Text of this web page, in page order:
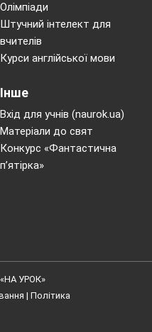
Олімпіади
Штучний інтелект для
вчителів
Курси англійської мови
Інше
Вхід для учнів (naurok.ua)
Матеріали до свят
Конкурс «Фантастична
п’ятірка»
УРОК»
| Політика